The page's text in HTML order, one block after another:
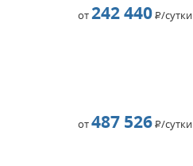
от242 440Р/сутки
от487 526Р/сутки